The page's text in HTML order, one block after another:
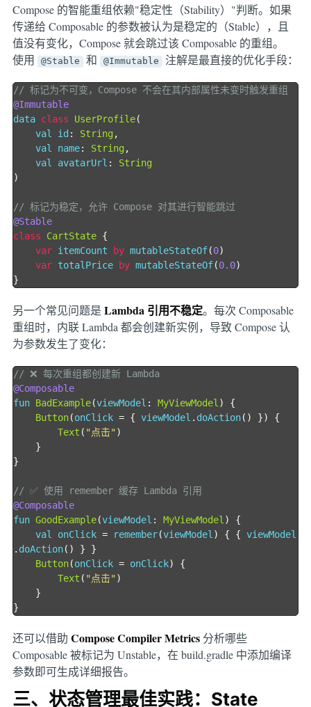
Compose 的智能重组依赖"稳定性（Stability）"判断。如果
传递给 Composable 的参数被认为是稳定的（Stable），且
值没有变化，Compose 就会跳过该 Composable 的重组。
使用
@Stable 和 @Immutable 注解是最直接的优化手段：
// 标记为不可变，Compose 不会在其内部属性未变时触发重组
@Immutable
data class UserProfile(
val id : String ,
val name: String ,
val avatarUrl :
String
)
// 标记为稳定，允许 Compose 对其进行智能跳过
@Stable
class
CartState {
var itemCount by mutableStateOf(0)
var totalPrice by mutableStateOf(0.0)
}
另一个常见问题是 Lambda 引用不稳定。每次 Composable
重组时，内联 Lambda 都会创建新实例，导致 Compose 认
为参数发生了变化：
// ❌ 每次重组都创建新 Lambda
@Composable
fun BadExample(viewModel : MyViewModel )
{
Button(onClick = { viewModel . doAction() })
{
Text ( "点击" )
}
}
// ✅ 使用 remember 缓存 Lambda 引用
@Composable
fun GoodExample(viewModel : MyViewModel )
{
val onClick = remember(viewModel ) { { viewModel
. doAction() }
}
Button(onClick = onClick)
{
Text ( "点击" )
}
}
还可以借助 Compose Compiler Metrics分析哪些
Composable 被标记为 Unstable，在 build.gradle 中添加编译
参数即可生成详细报告。
三、状态管理最佳实践：State